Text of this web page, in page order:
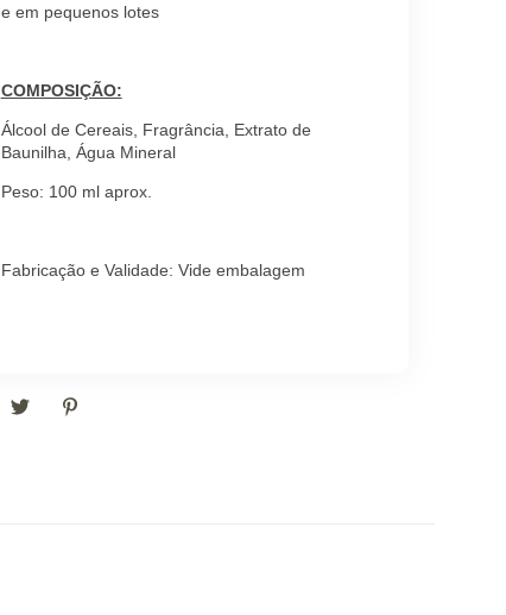
e em pequenos lotes
COMPOSIÇÃO:
Álcool de Cereais, Fragrância, Extrato de
Baunilha, Água Mineral
Peso: 100 ml aprox.
Fabricação e Validade: Vide embalagem